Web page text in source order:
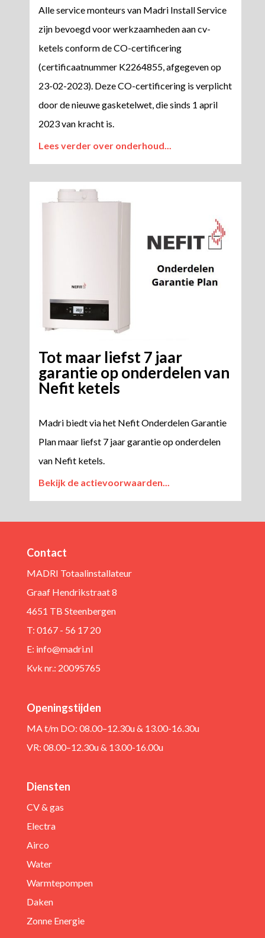
Alle service monteurs van Madri Install Service
zijn bevoegd voor werkzaamheden aan cv-
ketels conform de CO-certificering
(certificaatnummer K2264855, afgegeven op
23-02-2023). Deze CO-certificering is verplicht
door de nieuwe gasketelwet, die sinds 1 april
2023 van kracht is.
Lees verder over onderhoud...​
Tot maar liefst 7 jaar
garantie op onderdelen van
Nefit ketels
Madri biedt via het Nefit Onderdelen Garantie
Plan maar liefst 7 jaar garantie op onderdelen
van Nefit ketels.
Bekijk de actievoorwaarden...
Contact
MADRI Totaalinstallateur
Graaf Hendrikstraat 8
4651 TB Steenbergen
T: 0167 - 56 17 20
E: info@madri.nl
Kvk nr.: 20095765
Openingstijden
MA t/m DO: 08.00–12.30u & 13.00-16.30u
VR: 08.00–12.30u & 13.00-16.00u
Diensten
CV & gas
Electra
Airco
Water
Warmtepompen
Daken
Zonne Energie